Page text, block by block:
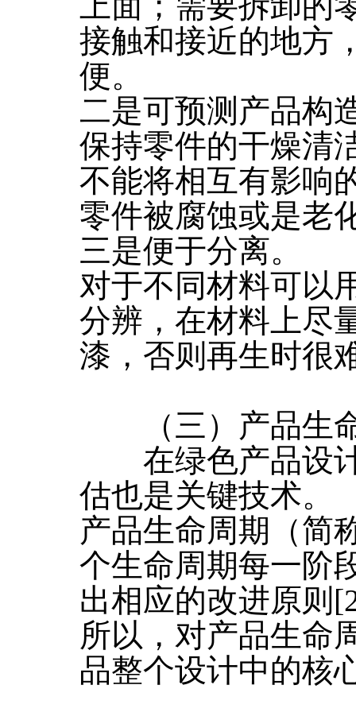
接触和接近的地方
便。
二是可预测产品构
保持零件的干燥清
不能将相互有影响
零件被腐蚀或是老
三是便于分离。
对于不同材料可以
分辨，在材料上尽
漆，否则再生时很
（三）产品生
在绿色产品设计
估也是关键技术。
产品生命周期（简
个生命周期每一阶
出相应的改进原则
所以，对产品生命
品整个设计中的核